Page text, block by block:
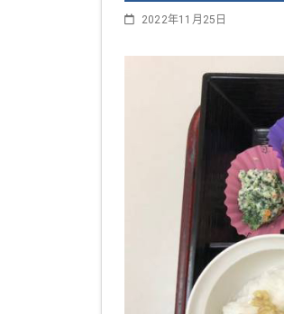
2022年11月25日